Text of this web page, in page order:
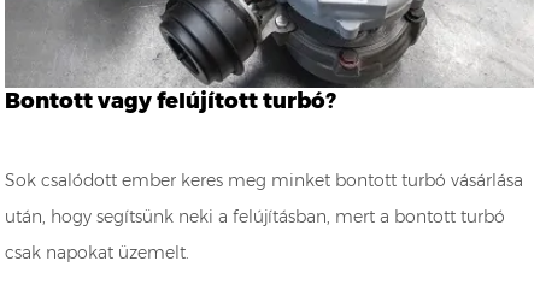
Bontott vagy felújított turbó?
Sok csalódott ember keres meg minket bontott turbó vásárlása
után, hogy segítsünk neki a felújításban, mert a bontott turbó
csak napokat üzemelt.